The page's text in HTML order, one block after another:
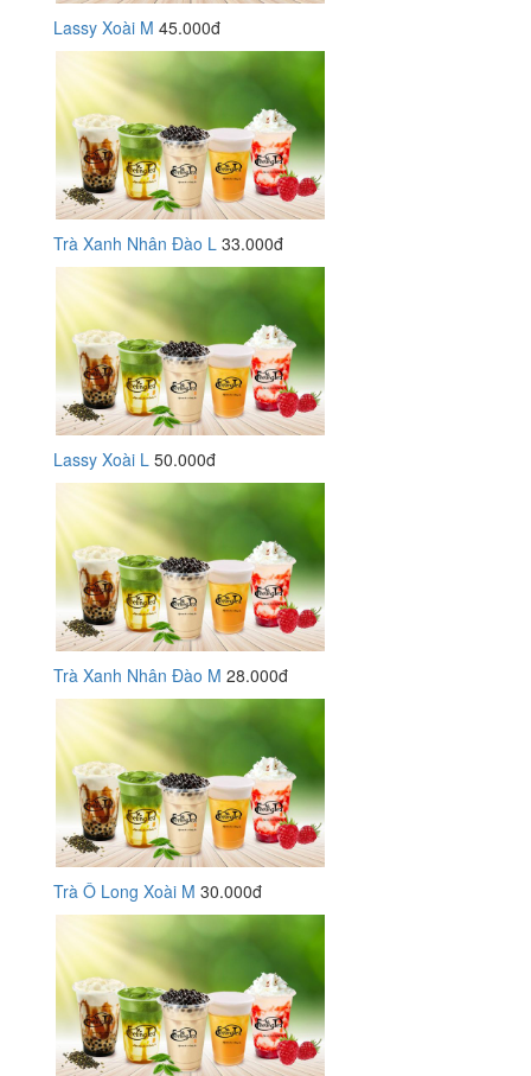
Lassy Xoài M 45.000đ
Trà Xanh Nhân Đào L 33.000đ
Lassy Xoài L 50.000đ
Trà Xanh Nhân Đào M 28.000đ
Trà Ô Long Xoài M 30.000đ